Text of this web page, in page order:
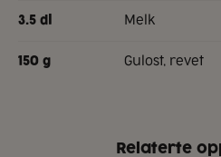
3.5 dl melk
150 g gulost, revet
Relaterte